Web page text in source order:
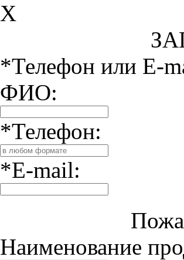
X
*Телефон или E-
ФИО:
*Телефон:
*E-mail:
Наименование